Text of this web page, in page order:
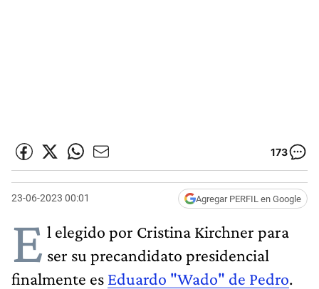
173
23-06-2023 00:01 Agregar PERFIL en Google
E l elegido por Cristina Kirchner para
ser su precandidato presidencial
finalmente es Eduardo "Wado" de Pedro.